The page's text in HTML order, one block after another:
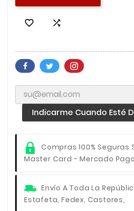
 
Indicarme Cuando Esté
Compras 100% Seguras
Master Card - Mercado Pago
Envío A Toda La
Estafeta, Fedex, Castores,